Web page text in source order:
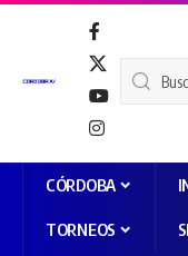
CÓRDOBA
TORNEOS